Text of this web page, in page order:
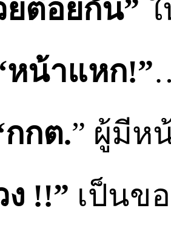
ต่อยกัน”
หน้าแหก!”
กกต.” ผู้มีห
!!” เป็นข